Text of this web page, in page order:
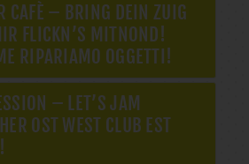
CAFÈ – BRING DEIN ZUIG
FLICKN’S MITNOND!
RIPARIAMO OGGETTI!
– LET’S JAM
OST WEST CLUB EST